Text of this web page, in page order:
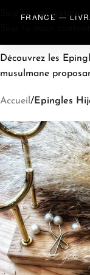
Skip to navigation
Skip to main content
FRANCE —
Découvrez les
musulmane
Accueil /Epingles